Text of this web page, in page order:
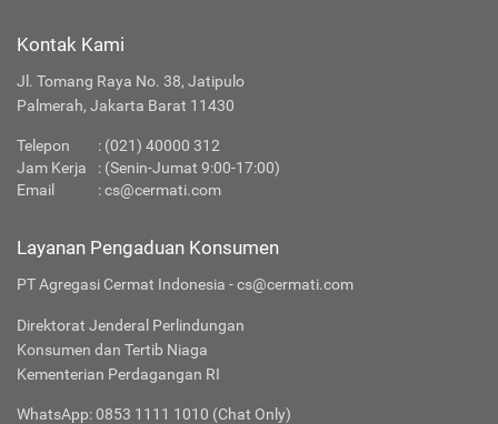
Kontak Kami
Jl. Tomang Raya No. 38, Jatipulo
Palmerah, Jakarta Barat 11430
Telepon : (021) 40000 312
Jam Kerja
: (Senin-Jumat 9:00-17:00)
Email
:cs@cermati.com
Layanan Pengaduan Konsumen
PT Agregasi Cermat Indonesia - cs@cermati.com
Direktorat Jenderal Perlindungan
Konsumen dan Tertib Niaga
Kementerian Perdagangan RI
WhatsApp: 0853 1111 1010 (Chat Only)